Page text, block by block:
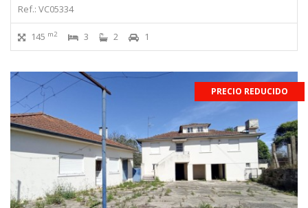
Ref.: VC05334
145 m2 3 2 1
PRECIO REDUCIDO